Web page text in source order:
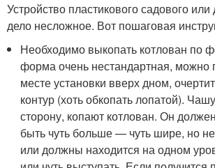
Устройство пластикового садового
дело несложное. Вот пошаговая
Необходимо выкопать котлован по
форма очень нестандартная, можно
месте установки вверх дном,
контур (хоть обкопать лопатой).
сторону, копают котлован. Он
быть чуть больше — чуть шире, но
или должны находится на одном